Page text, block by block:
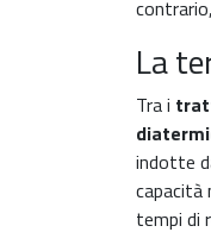
La
Tra i
indotte
capacità
tempi di